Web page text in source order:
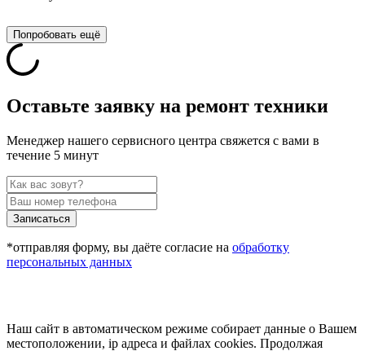
Попробовать ещё
Оставьте заявку на ремонт техники
Менеджер нашего сервисного центра свяжется с вами в
течение 5 минут
Записаться
*отправляя форму, вы даёте согласие на обработку
персональных данных
Наш сайт в автоматическом режиме собирает данные о Вашем
местоположении, ip адреса и файлах cookies. Продолжая